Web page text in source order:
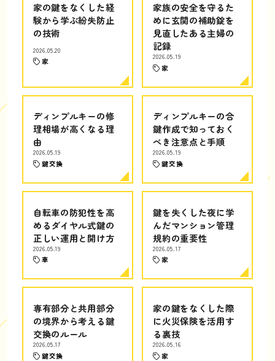
家の鍵をなくした経
験から学ぶ紛失防止
の技術
2026.05.20
家
家族の安全を守るた
めに玄関の補助錠を
見直したある主婦の
記録
2026.05.19
家
ディンプルキーの修
理相場が高くなる理
由
2026.05.19
鍵交換
ディンプルキーの合
鍵作成で知っておく
べき注意点と手順
2026.05.19
鍵交換
自転車の防犯性を高
めるダイヤル式鍵の
正しい運用と開け方
2026.05.19
車
鍵を失くした夜に学
んだマンション管理
規約の重要性
2026.05.17
家
専有部分と共用部分
の境界から考える鍵
交換のルール
2026.05.17
鍵交換
家の鍵をなくした際
に火災保険を活用す
る裏技
2026.05.16
家